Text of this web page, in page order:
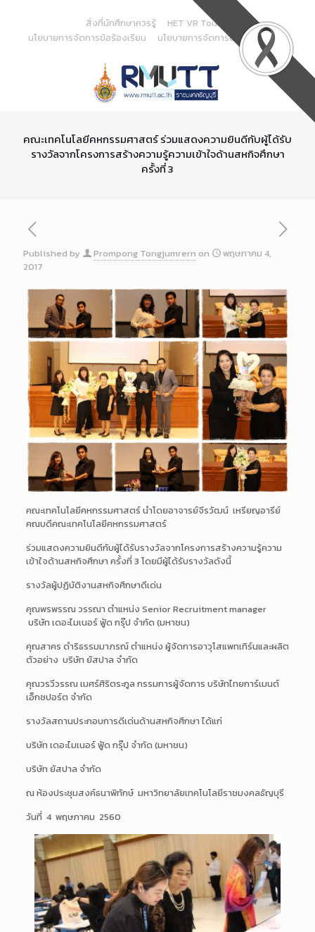
Content
สิ่งที่นักศึกษาควรรู้
HET VR Tour
นโยบายการจัดการข้อร้องเรียน
นโยบายการจัดการด้านสารสนเทศ
คณะเทคโนโลยีคหกรรมศาสตร์ ร่วมแสดงความยินดีกับผู้ได้รับ
รางวัลจากโครงการสร้างความรู้ความเข้าใจด้านสหกิจศึกษา
ครั้งที่ 3
Published by Prompong Tongjumrern on
พฤษภาคม 4,
2017
คณะเทคโนโลยีคหกรรมศาสตร์ นำโดยอาจารย์จีรวัฒน์ เหรียญอารีย์
คณบดีคณะเทคโนโลยีคหกรรมศาสตร์
ร่วมแสดงความยินดีกับผู้ได้รับรางวัลจากโครงการสร้างความรู้ความ
เข้าใจด้านสหกิจศึกษา ครั้งที่ 3 โดยมีผู้ได้รับรางวัลดังนี้
รางวัลผู้ปฏิบัติงานสหกิจศึกษาดีเด่น
คุณพรพรรณ วรรณา ตำแหน่ง Senior Recruitment manager
บริษัท เดอะไมเนอร์ ฟู้ด กรุ๊ป จำกัด (มหาชน)
คุณสาคร ดำริธรรมมาภรณ์ ตำแหน่ง ผู้จัดการอาวุโสแพทเทิร์นและผลิต
ตัวอย่าง บริษัท ยัสปาล จำกัด
คุณวรวีวรรณ เมศร์ศิริตระกูล กรรมการผู้จัดการ บริษัทไทยการ์เมนต์
เอ็กซปอร์ต จำกัด
รางวัลสถานประกอบการดีเด่นด้านสหกิจศึกษา ได้แก่
บริษัท เดอะไมเนอร์ ฟู้ด กรุ๊ป จำกัด (มหาชน)
บริษัท ยัสปาล จำกัด
ณ ห้องประชุมสงค์ธนาพิทักษ์ มหาวิทยาลัยเทคโนโลยีราชมงคลธัญบุรี
วันที่ 4 พฤษภาคม 2560